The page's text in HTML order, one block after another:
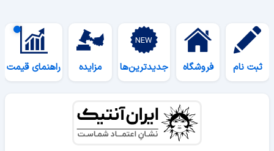
ثبت نام فروشگاه جدیدترین‌ها مزایده راهنمای قیمت